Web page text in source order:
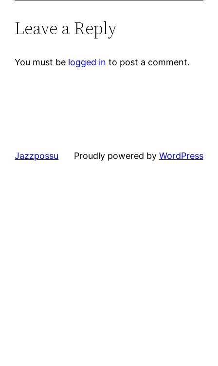
Leave a Reply
You must be logged in to post a comment.
Jazzpossu Proudly powered by WordPress